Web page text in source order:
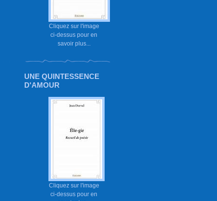
Cliquez sur l'image
ci-dessus pour en
savoir plus...
UNE QUINTESSENCE
D'AMOUR
Cliquez sur l'image
ci-dessus pour en